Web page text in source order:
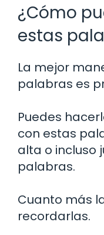
¿Cómo
estas
La mejor
palabras es
Puedes
con estas
alta o incluso
palabras.
Cuanto más
recordarlas.